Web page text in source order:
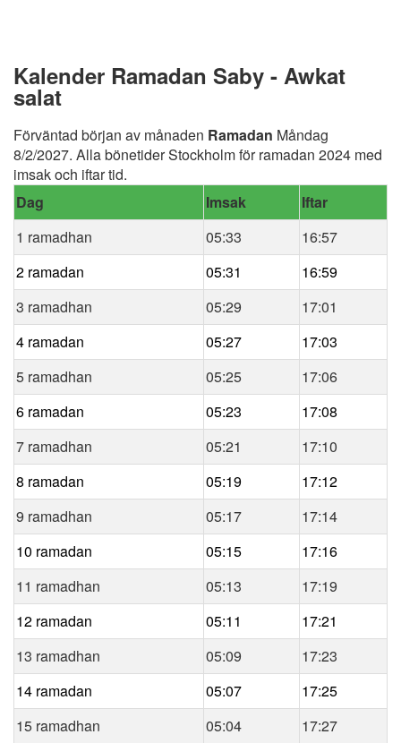
Kalender Ramadan Saby - Awkat
salat
Förväntad början av månaden Ramadan Måndag
8/2/2027. Alla bönetider Stockholm för ramadan 2024 med
imsak och iftar tid.
Dag
Imsak
Iftar
1 ramadhan
05:33
16:57
2 ramadan
05:31
16:59
3 ramadhan
05:29
17:01
4 ramadan
05:27
17:03
5 ramadhan
05:25
17:06
6 ramadan
05:23
17:08
7 ramadhan
05:21
17:10
8 ramadan
05:19
17:12
9 ramadhan
05:17
17:14
10 ramadan
05:15
17:16
11 ramadhan
05:13
17:19
12 ramadan
05:11
17:21
13 ramadhan
05:09
17:23
14 ramadan
05:07
17:25
15 ramadhan
05:04
17:27